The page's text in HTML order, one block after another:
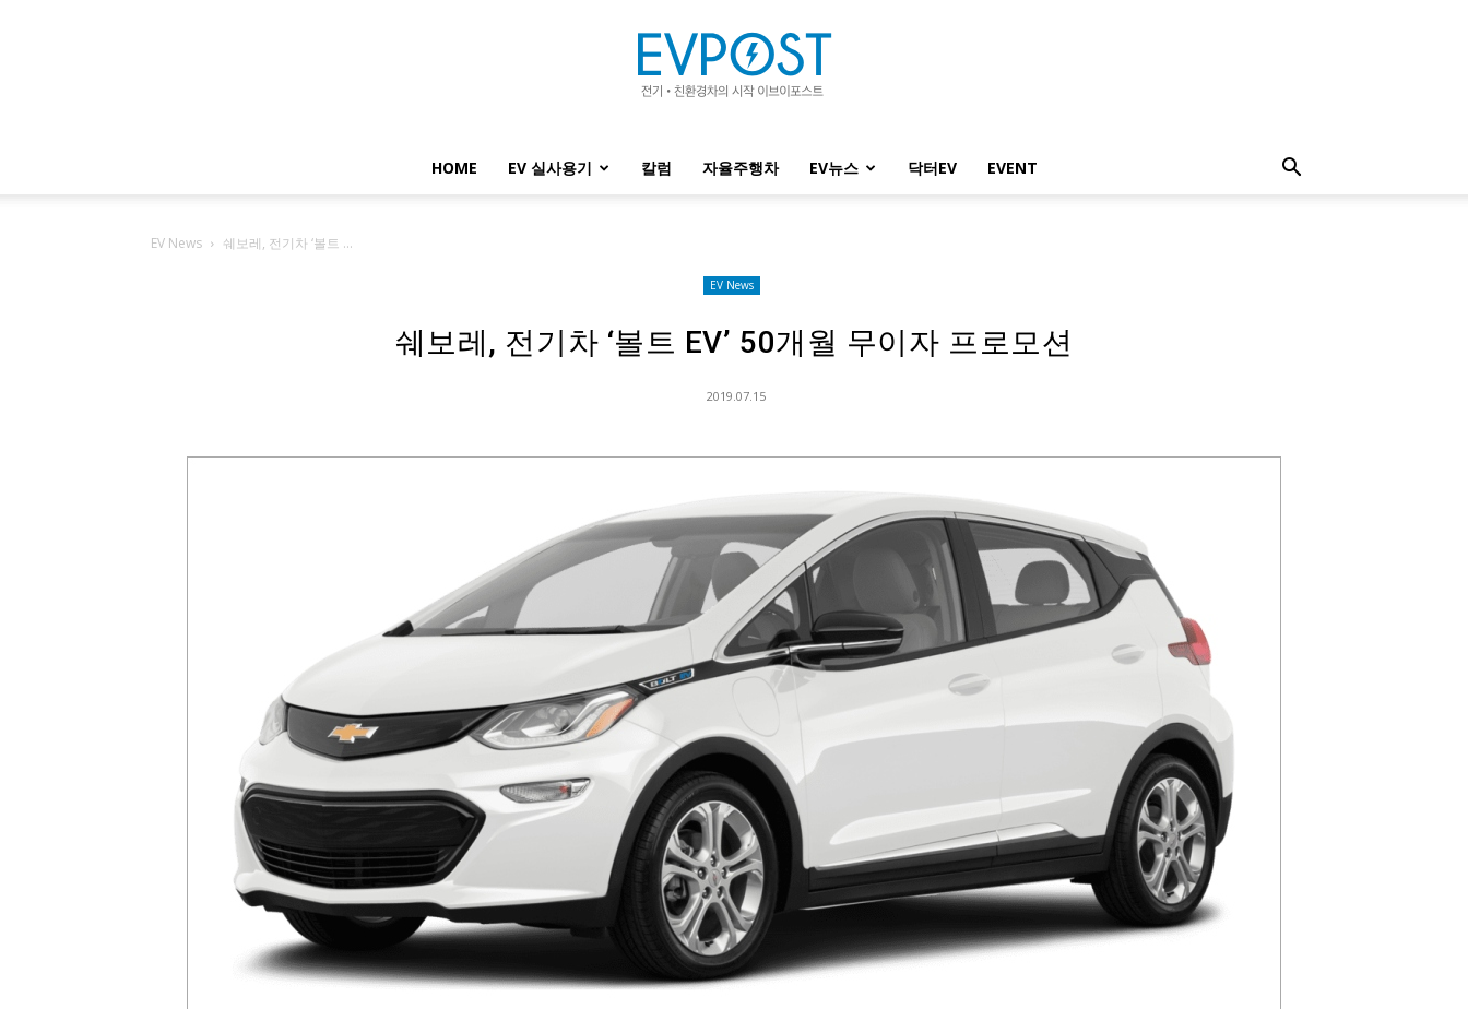
HOME EV 실사용기 칼럼 자율주행차 EV뉴스 닥터EV EVENT
EV News 쉐보레, 전기차 ‘볼트 ...
EV News
쉐보레, 전기차 ‘볼트 EV’ 50개월 무이자 프로모션
2019.07.15